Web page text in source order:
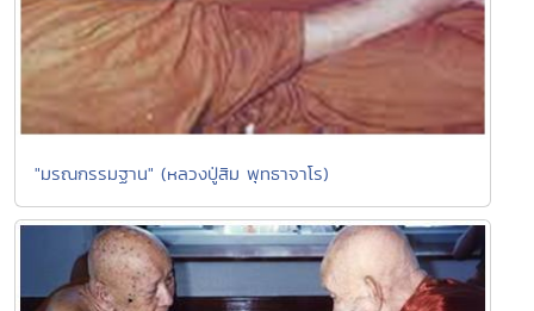
"มรณกรรมฐาน" (หลวงปู่สิม พุทธาจาโร)